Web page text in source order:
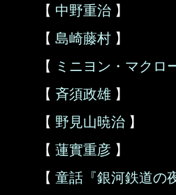
【 中野重治 】
【 島崎藤村 】
【 ミニヨン・マクロ
【 斉須政雄 】
【 野見山暁治 】
【 蓮實重彦 】
【 童話『銀河鉄道の